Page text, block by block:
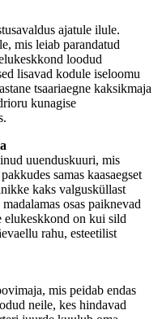
ajatule ilule.
mis leiab parandatud
loodud
lisavad kodule iseloomu
tsaariaegne kaksikmaja
kunagise
uuenduskuuri, mis
samas kaasaegset
kaks valgusküllast
osas paiknevad
elukeskkond on kui sild
rahu, esteetilist
mis peidab endas
neile, kes hindavad